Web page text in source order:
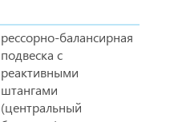
рессорно-балансирная
подвеска с
реактивными
штангами
(центральный